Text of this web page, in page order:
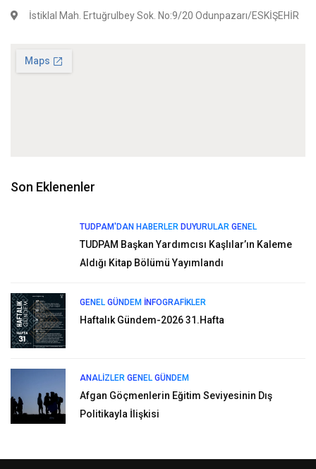
İstiklal Mah. Ertuğrulbey Sok. No:9/20 Odunpazarı/ESKİŞEHİR
Son Eklenenler
TUDPAM'DAN HABERLER DUYURULAR GENEL
TUDPAM Başkan Yardımcısı Kaşlılar’ın Kaleme
Aldığı Kitap Bölümü Yayımlandı
GENEL GÜNDEM İNFOGRAFIKLER
Haftalık Gündem-2026 31.Hafta
ANALIZLER GENEL GÜNDEM
Afgan Göçmenlerin Eğitim Seviyesinin Dış
Politikayla İlişkisi